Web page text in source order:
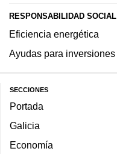
RESPONSABILIDAD SOCIAL
Eficiencia energética
Ayudas para inversiones
SECCIONES
Portada
Galicia
Economía